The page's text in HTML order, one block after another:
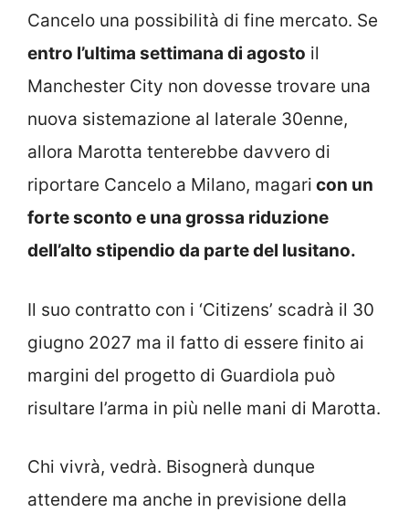
Cancelo una possibilità di fine mercato. Se
entro l’ultima settimana di agosto il
Manchester City non dovesse trovare una
nuova sistemazione al laterale 30enne,
allora Marotta tenterebbe davvero di
riportare Cancelo a Milano, magari con un
forte sconto e una grossa riduzione
dell’alto stipendio da parte del lusitano.
Il suo contratto con i ‘Citizens’ scadrà il 30
giugno 2027 ma il fatto di essere finito ai
margini del progetto di Guardiola può
risultare l’arma in più nelle mani di Marotta.
Chi vivrà, vedrà. Bisognerà dunque
attendere ma anche in previsione della